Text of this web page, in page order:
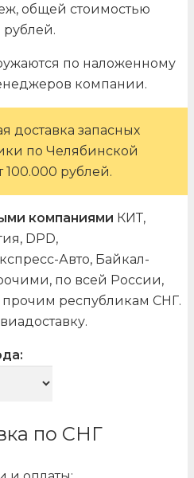
общей стоимостью
по наложенному
компании.
доставка запасных
по Челябинской
100.000 рублей.
компаниями КИТ,
DPD,
Авто, Байкал-
по всей России,
прочим республикам СНГ.
по СНГ